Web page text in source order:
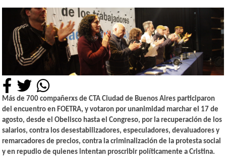
Más de 700 compañerxs de CTA Ciudad de Buenos Aires participaron
del encuentro en FOETRA, y votaron por unanimidad marchar el 17 de
agosto, desde el Obelisco hasta el Congreso, por la recuperación de los
salarios, contra los desestabilizadores, especuladores, devaluadores y
remarcadores de precios, contra la criminalización de la protesta social
y en repudio de quienes intentan proscribir políticamente a Cristina.